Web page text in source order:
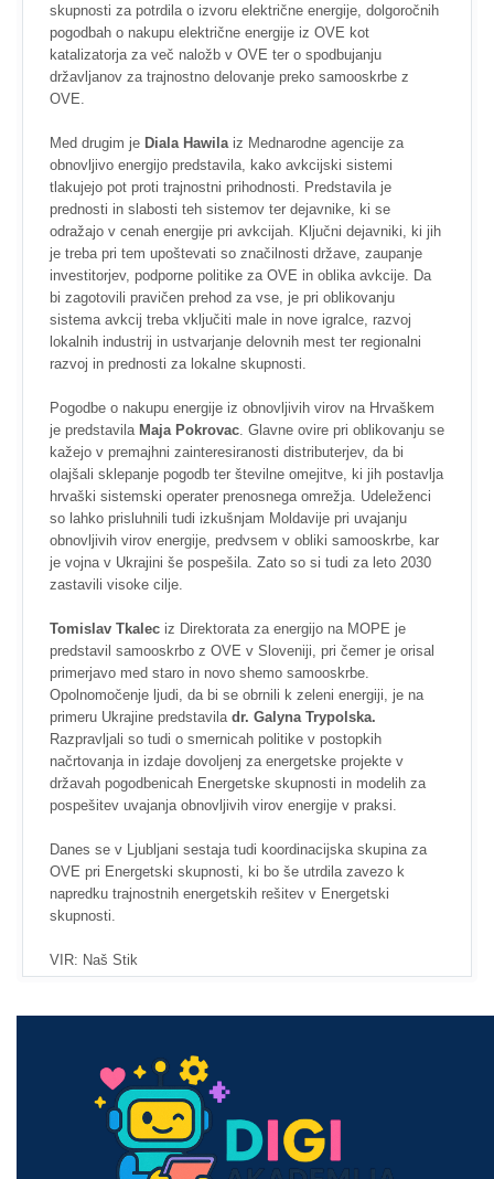
skupnosti za potrdila o izvoru električne energije, dolgoročnih
pogodbah o nakupu električne energije iz OVE kot
katalizatorja za več naložb v OVE ter o spodbujanju
državljanov za trajnostno delovanje preko samooskrbe z
OVE.
Med drugim je Diala Hawila iz Mednarodne agencije za
obnovljivo energijo predstavila, kako avkcijski sistemi
tlakujejo pot proti trajnostni prihodnosti. Predstavila je
prednosti in slabosti teh sistemov ter dejavnike, ki se
odražajo v cenah energije pri avkcijah. Ključni dejavniki, ki jih
je treba pri tem upoštevati so značilnosti države, zaupanje
investitorjev, podporne politike za OVE in oblika avkcije. Da
bi zagotovili pravičen prehod za vse, je pri oblikovanju
sistema avkcij treba vključiti male in nove igralce, razvoj
lokalnih industrij in ustvarjanje delovnih mest ter regionalni
razvoj in prednosti za lokalne skupnosti.
Pogodbe o nakupu energije iz obnovljivih virov na Hrvaškem
je predstavila Maja Pokrovac . Glavne ovire pri oblikovanju se
kažejo v premajhni zainteresiranosti distributerjev, da bi
olajšali sklepanje pogodb ter številne omejitve, ki jih postavlja
hrvaški sistemski operater prenosnega omrežja. Udeleženci
so lahko prisluhnili tudi izkušnjam Moldavije pri uvajanju
obnovljivih virov energije, predvsem v obliki samooskrbe, kar
je vojna v Ukrajini še pospešila. Zato so si tudi za leto 2030
zastavili visoke cilje.
Tomislav Tkalec iz Direktorata za energijo na MOPE je
predstavil samooskrbo z OVE v Sloveniji, pri čemer je orisal
primerjavo med staro in novo shemo samooskrbe.
Opolnomočenje ljudi, da bi se obrnili k zeleni energiji, je na
primeru Ukrajine predstavila dr. Galyna Trypolska.
Razpravljali so tudi o smernicah politike v postopkih
načrtovanja in izdaje dovoljenj za energetske projekte v
državah pogodbenicah Energetske skupnosti in modelih za
pospešitev uvajanja obnovljivih virov energije v praksi.
Danes se v Ljubljani sestaja tudi koordinacijska skupina za
OVE pri Energetski skupnosti, ki bo še utrdila zavezo k
napredku trajnostnih energetskih rešitev v Energetski
skupnosti.
VIR: Naš Stik